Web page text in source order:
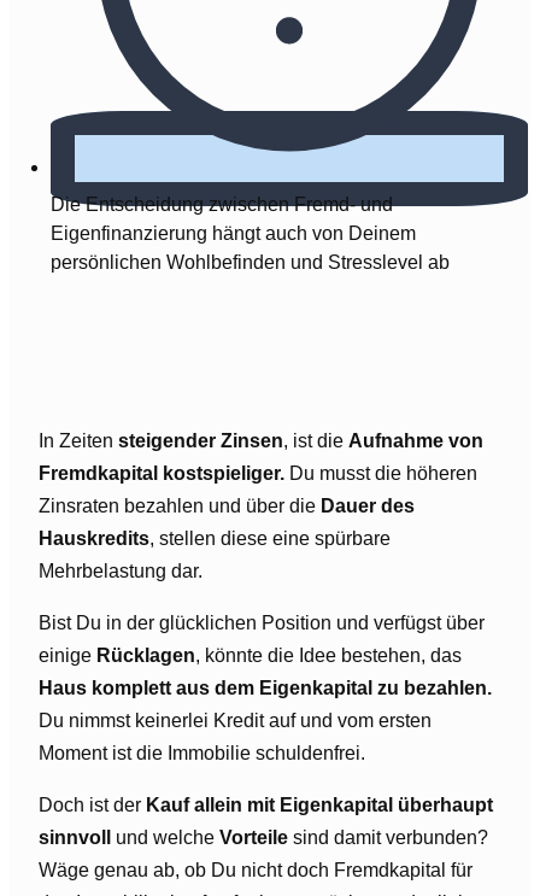
Die Entscheidung zwischen Fremd- und
Eigenfinanzierung hängt auch von Deinem
persönlichen Wohlbefinden und Stresslevel ab
In Zeiten steigender Zinsen, ist die Aufnahme von
Fremdkapital kostspieliger. Du musst die höheren
Zinsraten bezahlen und über die Dauer des
Hauskredits, stellen diese eine spürbare
Mehrbelastung dar.
Bist Du in der glücklichen Position und verfügst über
einige Rücklagen, könnte die Idee bestehen, das
Haus komplett aus dem Eigenkapital zu bezahlen.
Du nimmst keinerlei Kredit auf und vom ersten
Moment ist die Immobilie schuldenfrei.
Doch ist der Kauf allein mit Eigenkapital überhaupt
sinnvoll
und welche Vorteile sind damit verbunden?
Wäge genau ab, ob Du nicht doch Fremdkapital für